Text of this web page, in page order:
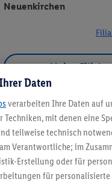
Neuenkirchen
Meine Filiale
Meine Filiale
Daten
verarbeiten Ihre Daten auf
Techniken, mit denen eine
teilweise technisch
Verantwortliche; im
Erstellung oder für
für